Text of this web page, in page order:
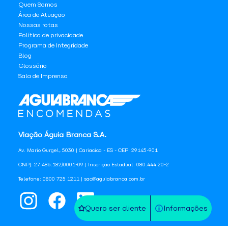
Quero ser cliente Informações
Viação Águia Branca S.A.
Av. Mario Gurgel, 5030 | Cariacica - ES - CEP: 29145-901
CNPJ: 27.486.182/0001-09 | Inscrição Estadual: 080.444.20-2
Telefone: 0800 725 1211 | sac@aguiabranca.com.br
Quem Somos
Área de Atuação
Nossas rotas
Política de privacidade
Programa de Integridade
Blog
Glossário
Sala de Imprensa